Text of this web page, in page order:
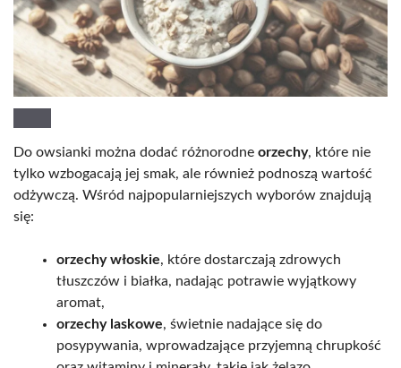
Do owsianki można dodać różnorodne orzechy, które nie
tylko wzbogacają jej smak, ale również podnoszą wartość
odżywczą. Wśród najpopularniejszych wyborów znajdują
się:
orzechy włoskie, które dostarczają zdrowych
tłuszczów i białka, nadając potrawie wyjątkowy
aromat,
orzechy laskowe, świetnie nadające się do
posypywania, wprowadzające przyjemną chrupkość